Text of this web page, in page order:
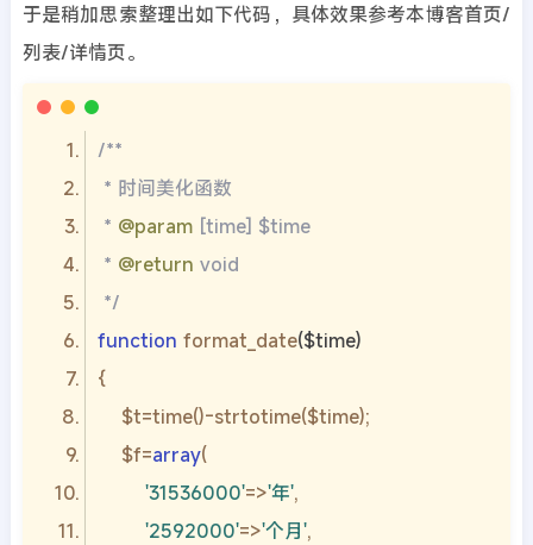
于是稍加思索整理出如下代码，具体效果参考本博客首页/
列表/详情页。
* @param
[time] $time
* @return
*/
function format_date($time)
{
$f=array (
'31536000'=>'年'
'2592000'=>'个月'